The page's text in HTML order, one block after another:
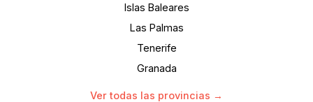
Islas Baleares
Las Palmas
Tenerife
Granada
Ver todas las provincias →